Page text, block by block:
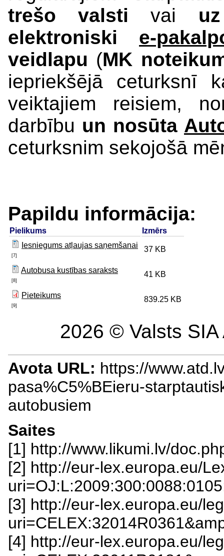
trešo valstivai
elektroniski e-
veidlapu (MK
iepriekšējā ceturksnī
veiktajiem reisiem,
darbību un nosūta
ceturksnim sekojošā
Papildu informācija:
Pielikums
Izmērs
Iesniegums atļaujas saņemšanai
[7]
37 KB
Autobusa kustības saraksts
[8]
41 KB
Pieteikums
[9]
839.25 KB
2026 © Valsts
Avota URL: https://
pasa%C5%BEieru-
autobusiem
Saites
[1] http://www.likumi.lv/
[2] http://eur-lex.europa.eu/
[3] http://eur-lex.europa.eu/
[4] http://eur-lex.europa.eu/